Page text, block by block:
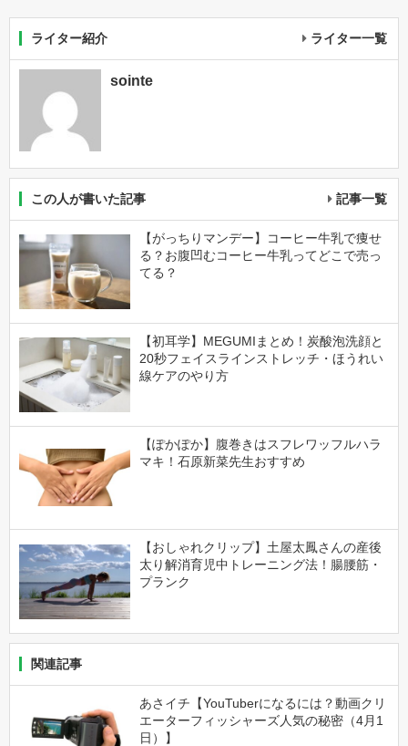
ライター紹介 ライター一覧
sointe
この人が書いた記事 記事一覧
【がっちりマンデー】コーヒー牛乳で痩せ
る？お腹凹むコーヒー牛乳ってどこで売っ
てる？
【初耳学】MEGUMIまとめ！炭酸泡洗顔と
20秒フェイスラインストレッチ・ほうれい
線ケアのやり方
【ぽかぽか】腹巻きはスフレワッフルハラ
マキ！石原新菜先生おすすめ
【おしゃれクリップ】土屋太鳳さんの産後
太り解消育児中トレーニング法！腸腰筋・
プランク
関連記事
あさイチ【YouTuberになるには？動画クリ
エーターフィッシャーズ人気の秘密（4月1
日）】